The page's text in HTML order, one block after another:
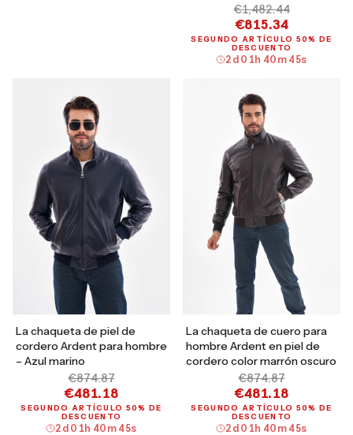
€1,482.44
€815.34
SEGUNDO ARTÍCULO 50% DE
DESCUENTO
2 d 01h 40 m 44s
La chaqueta de piel de
cordero Ardent para hombre
– Azul marino
€874.87
€481.18
SEGUNDO ARTÍCULO 50% DE
DESCUENTO
2 d 01h 40 m 44s
La chaqueta de cuero para
hombre Ardent en piel de
cordero color marrón oscuro
€874.87
€481.18
SEGUNDO ARTÍCULO 50% DE
DESCUENTO
2 d 01h 40 m 44s